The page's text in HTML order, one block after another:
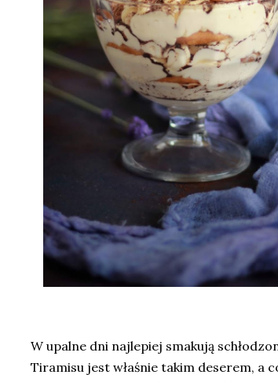
W upalne dni najlepiej smakują
Tiramisu jest właśnie takim deserem, a